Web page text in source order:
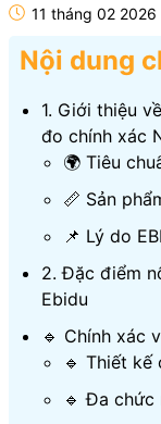
11 tháng 02 2026
Nội dung
1. Giới thiệu
đo chính xác
🌍 Tiêu
📏 Sản
📌 Lý do
2. Đặc điểm
Ebidu
🔹 Chính xác
🔹 Thiết kế
🔹 Đa chức